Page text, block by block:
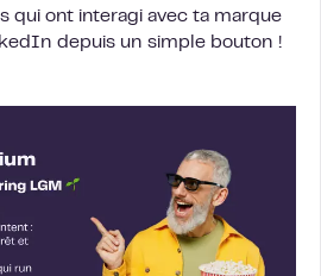
qui ont interagi avec ta marque
depuis un simple bouton !